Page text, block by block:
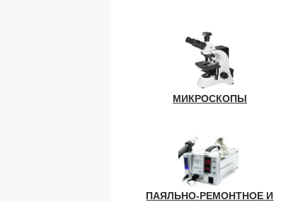
МИКРОСКОПЫ
ПАЯЛЬНО-РЕМОНТНОЕ И